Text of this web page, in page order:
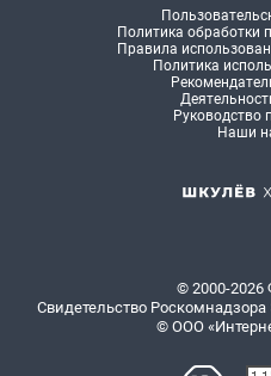
Политика обработки
Правила
Политика
Руководство
Наши
© 2000-2026
Свидетельство
© ООО